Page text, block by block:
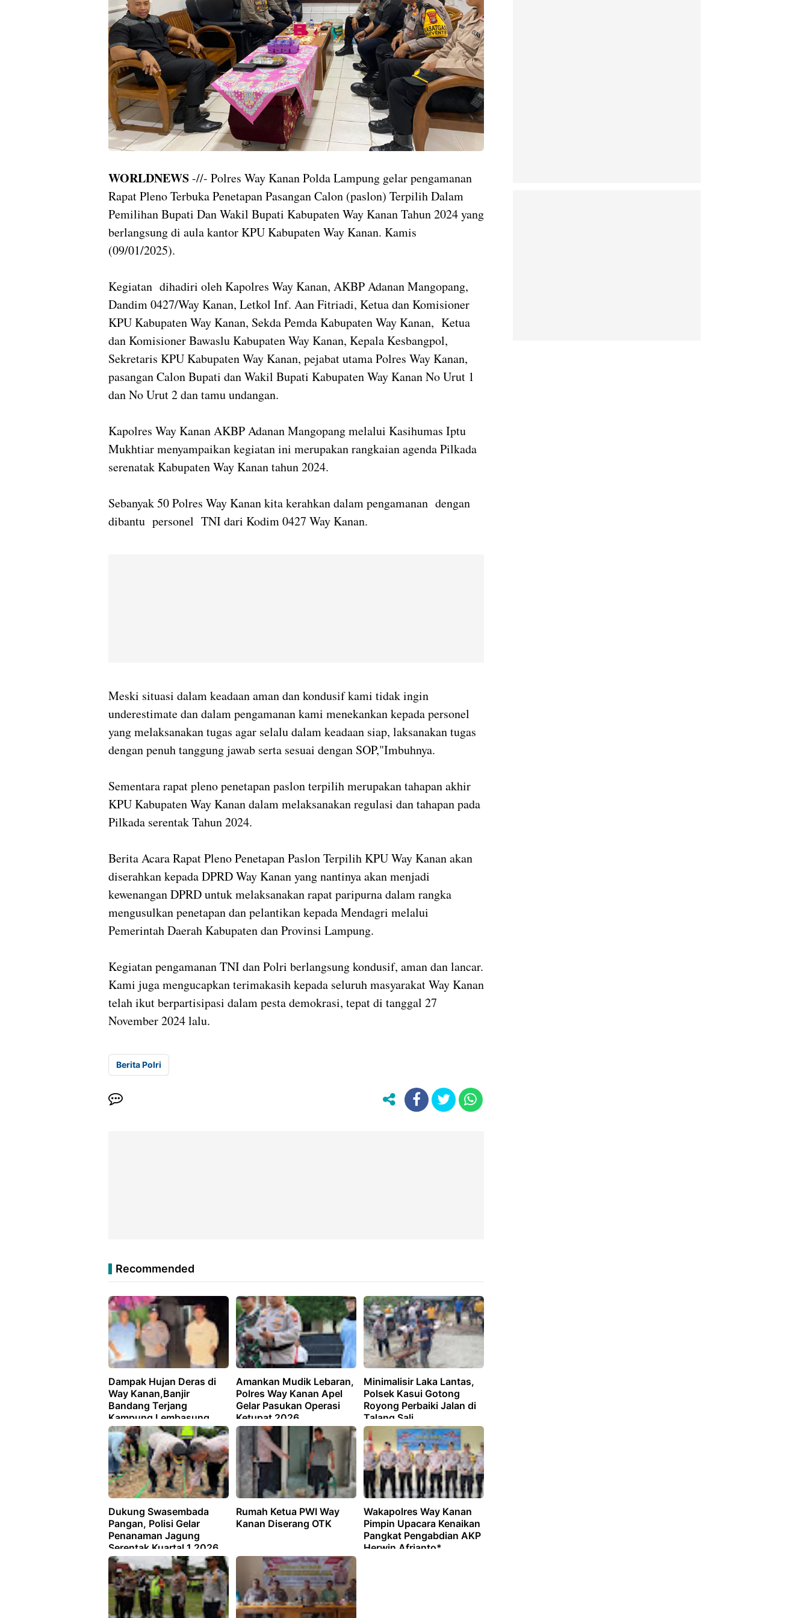
WORLDNEWS-//- Polres Way Kanan Polda Lampung gelar pengamanan
Rapat Pleno Terbuka Penetapan Pasangan Calon (paslon) Terpilih Dalam
Pemilihan Bupati Dan Wakil Bupati Kabupaten Way Kanan Tahun 2024 yang
berlangsung di aula kantor KPU Kabupaten Way Kanan. Kamis
(09/01/2025).
Kegiatan dihadiri oleh Kapolres Way Kanan, AKBP Adanan Mangopang,
Dandim 0427/Way Kanan, Letkol Inf. Aan Fitriadi, Ketua dan Komisioner
KPU Kabupaten Way Kanan, Sekda Pemda Kabupaten Way Kanan, Ketua
dan Komisioner Bawaslu Kabupaten Way Kanan, Kepala Kesbangpol,
Sekretaris KPU Kabupaten Way Kanan, pejabat utama Polres Way Kanan,
pasangan Calon Bupati dan Wakil Bupati Kabupaten Way Kanan No Urut 1
dan No Urut 2 dan tamu undangan.
Kapolres Way Kanan AKBP Adanan Mangopang melalui Kasihumas Iptu
Mukhtiar menyampaikan kegiatan ini merupakan rangkaian agenda Pilkada
serenatak Kabupaten Way Kanan tahun 2024.
Sebanyak 50 Polres Way Kanan kita kerahkan dalam pengamanan dengan
dibantu personel TNI dari Kodim 0427 Way Kanan.
Meski situasi dalam keadaan aman dan kondusif kami tidak ingin
underestimate dan dalam pengamanan kami menekankan kepada personel
yang melaksanakan tugas agar selalu dalam keadaan siap, laksanakan tugas
dengan penuh tanggung jawab serta sesuai dengan SOP,"Imbuhnya.
Sementara rapat pleno penetapan paslon terpilih merupakan tahapan akhir
KPU Kabupaten Way Kanan dalam melaksanakan regulasi dan tahapan pada
Pilkada serentak Tahun 2024.
Berita Acara Rapat Pleno Penetapan Paslon Terpilih KPU Way Kanan akan
diserahkan kepada DPRD Way Kanan yang nantinya akan menjadi
kewenangan DPRD untuk melaksanakan rapat paripurna dalam rangka
mengusulkan penetapan dan pelantikan kepada Mendagri melalui
Pemerintah Daerah Kabupaten dan Provinsi Lampung.
Kegiatan pengamanan TNI dan Polri berlangsung kondusif, aman dan lancar.
Kami juga mengucapkan terimakasih kepada seluruh masyarakat Way Kanan
telah ikut berpartisipasi dalam pesta demokrasi, tepat di tanggal 27
November 2024 lalu.
Berita Polri
Recommended
Dampak Hujan Deras di
Way Kanan,Banjir
Bandang Terjang
Kampung Lembasung
Amankan Mudik Lebaran,
Polres Way Kanan Apel
Gelar Pasukan Operasi
Ketupat 2026
Minimalisir Laka Lantas,
Polsek Kasui Gotong
Royong Perbaiki Jalan di
Talang Sali
Dukung Swasembada
Pangan, Polisi Gelar
Penanaman Jagung
Serentak Kuartal 1 2026
di Way Kanan
Rumah Ketua PWI Way
Kanan Diserang OTK
Wakapolres Way Kanan
Pimpin Upacara Kenaikan
Pangkat Pengabdian AKP
Herwin Afrianto*